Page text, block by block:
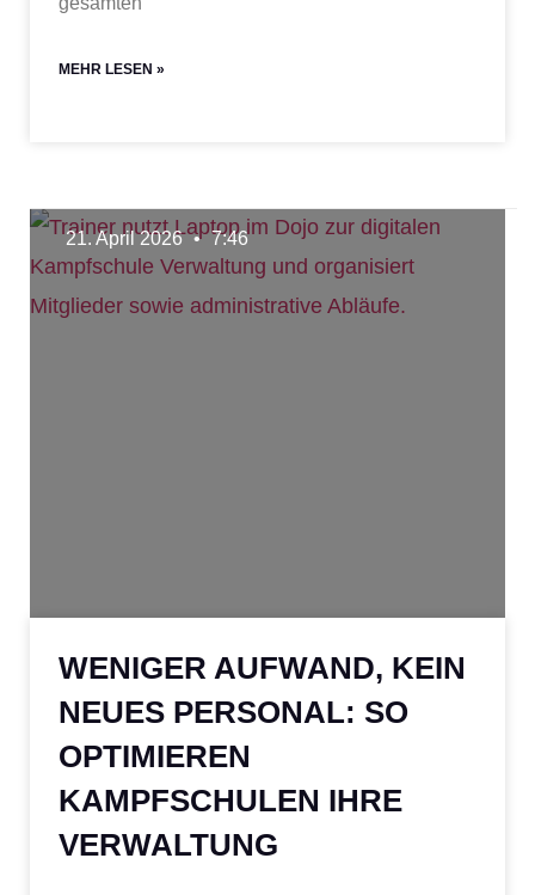
MEHR LESEN »
WENIGER AUFWAND, KEIN
NEUES PERSONAL: SO
OPTIMIEREN
KAMPFSCHULEN IHRE
VERWALTUNG
21. April 2026 7:46